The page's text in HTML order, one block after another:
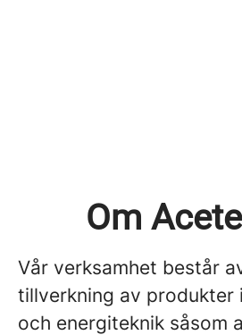
Om
Vår verksamhet består
tillverkning av produkter
och energiteknik såsom